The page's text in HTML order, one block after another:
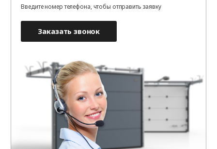
Введите номер телефона, чтобы отправить заявку
Заказать звонок